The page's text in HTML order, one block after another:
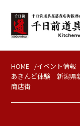
HOME
イベント情報
あきんど体験 新潟県
商店街